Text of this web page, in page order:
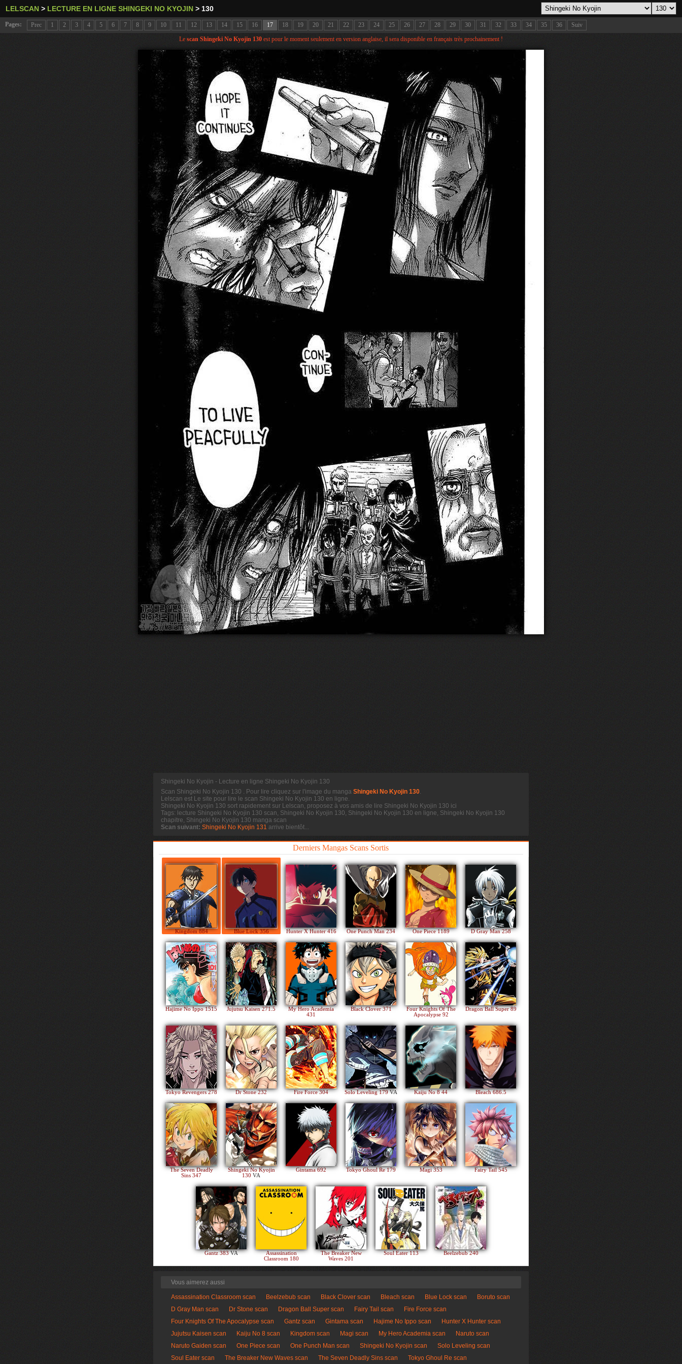
LELSCAN > LECTURE EN LIGNE SHINGEKI NO KYOJIN > 130
Pages: Prec 1 2 3 4 5 6 7 8 9 10 11 12 13 14 15 16 17 18 19 20 21 22 23 24 25 26 27 28 29 30 31 32 33 34 35 36
Suiv
Le scan Shingeki No Kyojin 130 est pour le moment seulement en version anglaise, il sera disponible en français très prochainement !
Shingeki No Kyojin - Lecture en ligne Shingeki No Kyojin 130
Scan Shingeki No Kyojin 130 . Pour lire cliquez sur l'image du manga Shingeki No Kyojin 130.
Lelscan est Le site pour lire le scan Shingeki No Kyojin 130 en ligne.
Shingeki No Kyojin 130 sort rapidement sur Lelscan, proposez à vos amis de lire Shingeki No Kyojin 130 ici
Tags: lecture Shingeki No Kyojin 130 scan, Shingeki No Kyojin 130, Shingeki No Kyojin 130 en ligne, Shingeki No Kyojin 130
chapitre, Shingeki No Kyojin 130 manga scan
Scan suivant: Shingeki No Kyojin 131 arrive bientôt...
Derniers Mangas Scans Sortis
Kingdom 884 Blue Lock 356 Hunter X Hunter 416 One Punch Man 234 One Piece 1189 D Gray Man 258
Hajime No Ippo 1515 Jujutsu Kaisen 271.5
My Hero Academia
431
Black Clover 371
Four Knights Of The
Apocalypse 92
Dragon Ball Super 89
Tokyo Revengers 278 Dr Stone 232 Fire Force 304 Solo Leveling 179VA Kaiju No 8 44 Bleach 686.5
The Seven Deadly
Sins 347
Shingeki No Kyojin
130 VA
Gintama 692 Tokyo Ghoul Re 179 Magi 353 Fairy Tail 545
Gantz 383VA
Assassination
Classroom 180
The Breaker New
Waves 201
Soul Eater 113 Beelzebub 240
Vous aimerez aussi
Assassination Classroom scan Beelzebub scan Black Clover scan Bleach scan Blue Lock scan
Boruto scan
D Gray Man scan
Dr Stone scan Dragon Ball Super scan Fairy Tail scan
Fire Force scan
Four Knights Of The Apocalypse scan
Gantz scan Gintama scan Hajime No Ippo scan
Hunter X Hunter scan
Jujutsu Kaisen scan
Kaiju No 8 scan Kingdom scan Magi scan My Hero Academia scan
Naruto scan
Naruto Gaiden scan
One Piece scan One Punch Man scan Shingeki No Kyojin scan
Solo Leveling scan
Soul Eater scan
The Breaker New Waves scan The Seven Deadly Sins scan Tokyo Ghoul Re scan